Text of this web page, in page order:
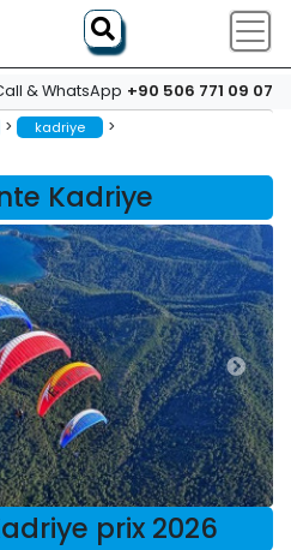
& WhatsApp +90 506 771 09 07
> kadriye >
Kadriye
prix 2026